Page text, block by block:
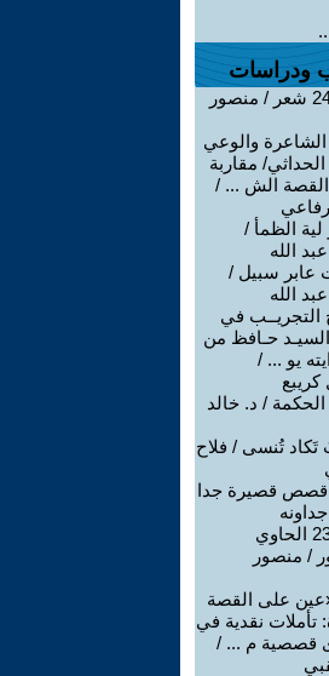
ودراسات
ديوان 24 شعر / منصور
والوعي
مقاربة
الش ... /
لية الظمأ /
الله
عابر سبيل /
الله
التجريــب في
السيـد حـافظ من
يو ... /
الحكمة / د. خالد
تَكاد تُنسى / فلاح
قصص قصيرة جدا
ديوان 23 الحاوي
/ منصور
على القصة
تأملات نقدية في
قصصية م ... /